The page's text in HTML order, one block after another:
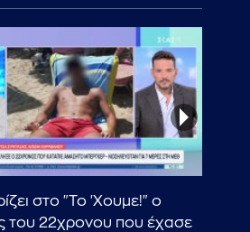
στο "Το 'Χουμε!" ο
του 22χρονου που έχασε